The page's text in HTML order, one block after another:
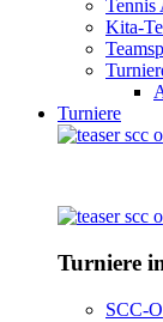
Tennis
Kita-
Turniere
Turniere
SCC-